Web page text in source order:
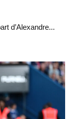
d’Alexandre...